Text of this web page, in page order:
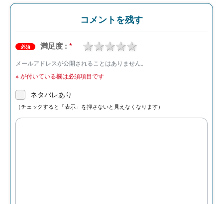
コメントを残す
必須 満足度 : * 4 stars
3 stars
2 stars
1 star
メールアドレスが公開されることはありません。
※が付いている欄は必須項目です
ネタバレあり
（チェックすると「表示」を押さないと見えなくなります）